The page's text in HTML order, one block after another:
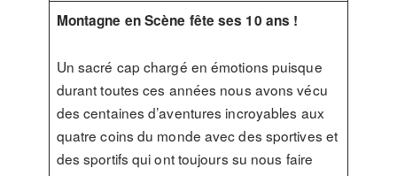
Montagne en Scène fête ses 10 ans !
Un sacré cap chargé en émotions puisque
durant toutes ces années nous avons vécu
des centaines d’aventures incroyables aux
quatre coins du monde avec des sportives et
des sportifs qui ont toujours su nous faire